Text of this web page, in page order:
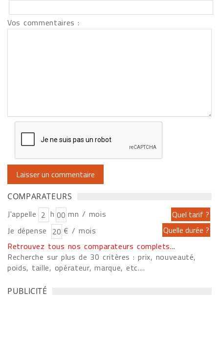
Vos commentaires :
COMPARATEURS
J'appelle h
mn / mois
Je dépense
€ / mois
Retrouvez tous nos comparateurs complets...
Recherche sur plus de 30 critères : prix, nouveauté,
poids, taille, opérateur, marque, etc....
PUBLICITÉ